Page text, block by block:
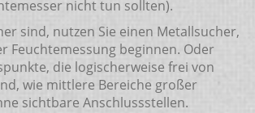
nicht tun sollten).
sind, nutzen Sie einen Metallsucher,
Feuchtemessung beginnen. Oder
die logischerweise frei von
wie mittlere Bereiche großer
sichtbare Anschlussstellen.